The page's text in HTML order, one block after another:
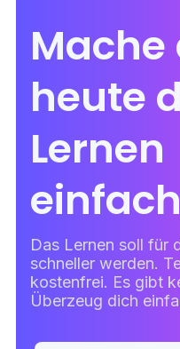
heute
Lernen
Das Lernen soll für
schneller werden.
kostenfrei. Es gibt
Überzeug dich